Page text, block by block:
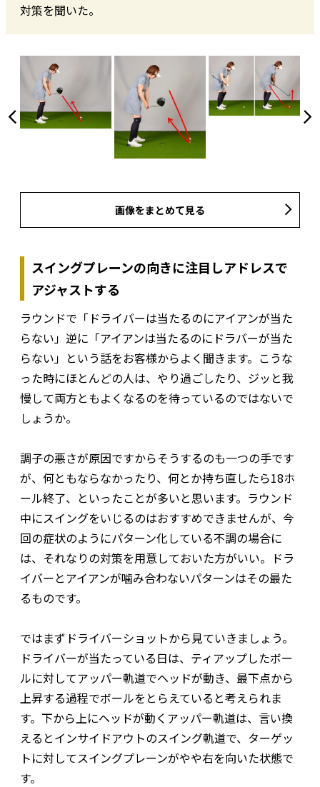
対策を聞いた。
画像をまとめて見る
スイングプレーンの向きに注目しアドレスで
アジャストする
ラウンドで「ドライバーは当たるのにアイアンが当た
らない」逆に「アイアンは当たるのにドラバーが当た
らない」という話をお客様からよく聞きます。こうな
った時にほとんどの人は、やり過ごしたり、ジッと我
慢して両方ともよくなるのを待っているのではないで
しょうか。
調子の悪さが原因ですからそうするのも一つの手です
が、何ともならなかったり、何とか持ち直したら18ホ
ール終了、といったことが多いと思います。ラウンド
中にスイングをいじるのはおすすめできませんが、今
回の症状のようにパターン化している不調の場合に
は、それなりの対策を用意しておいた方がいい。ドラ
イバーとアイアンが噛み合わないパターンはその最た
るものです。
ではまずドライバーショットから見ていきましょう。
ドライバーが当たっている日は、ティアップしたボー
ルに対してアッパー軌道でヘッドが動き、最下点から
上昇する過程でボールをとらえていると考えられま
す。下から上にヘッドが動くアッパー軌道は、言い換
えるとインサイドアウトのスイング軌道で、ターゲッ
トに対してスイングプレーンがやや右を向いた状態で
す。